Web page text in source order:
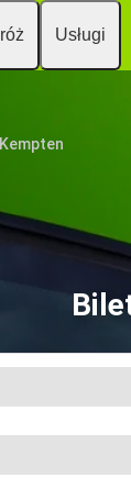
Usługi
Kempten